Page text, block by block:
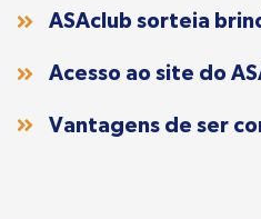
ASAclub sorteia
Acesso ao site do
Vantagens de ser